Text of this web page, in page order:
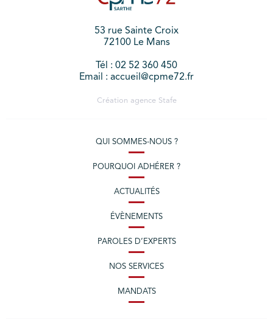
53 rue Sainte Croix
72100 Le Mans
Tél : 02 52 360 450
Email : accueil@cpme72.fr
Création agence Stafe
QUI SOMMES-NOUS ?
POURQUOI ADHÉRER ?
ACTUALITÉS
ÉVÈNEMENTS
PAROLES D’EXPERTS
NOS SERVICES
MANDATS